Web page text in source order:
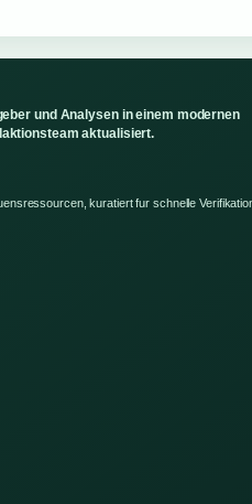
und Analysen in einem modernen
aktualisiert.
kuratiert fur schnelle